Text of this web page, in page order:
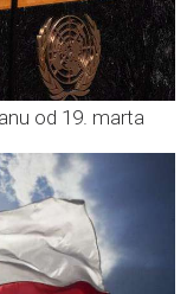
od 19. marta